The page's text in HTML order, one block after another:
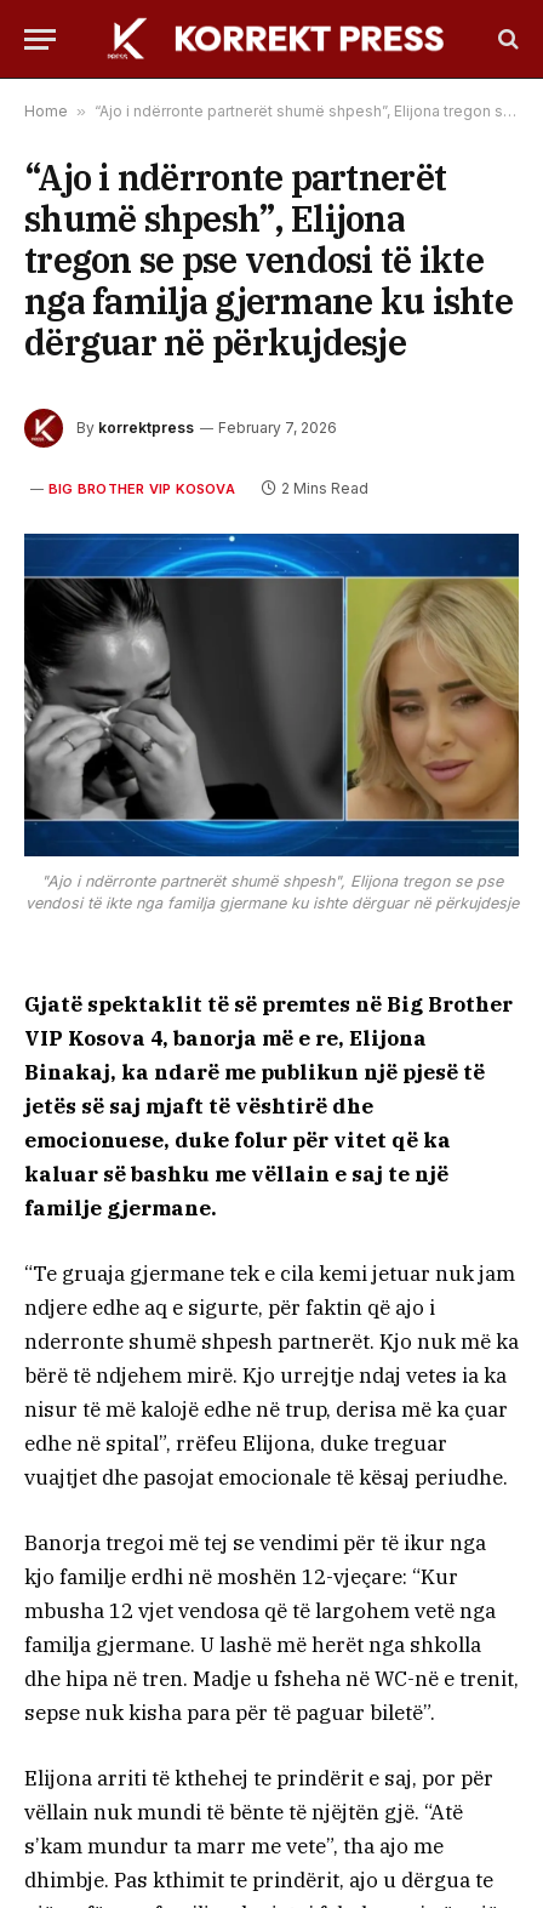
Home » “Ajo i ndërronte partnerët shumë shpesh”, Elijona tregon se pse vendosi të ikte nga familja gjermane ku ishte dërguar në përkujdesje
“Ajo i ndërronte partnerët
shumë shpesh”, Elijona
tregon se pse vendosi të ikte
nga familja gjermane ku ishte
dërguar në përkujdesje
By korrektpress February 7, 2026
BIG BROTHER VIP KOSOVA 2 Mins Read
"Ajo i ndërronte partnerët shumë shpesh", Elijona tregon se pse
vendosi të ikte nga familja gjermane ku ishte dërguar në përkujdesje
Gjatë spektaklit të së premtes në Big Brother
VIP Kosova 4, banorja më e re, Elijona
Binakaj, ka ndarë me publikun një pjesë të
jetës së saj mjaft të vështirë dhe
emocionuese, duke folur për vitet që ka
kaluar së bashku me vëllain e saj te një
familje gjermane.
“Te gruaja gjermane tek e cila kemi jetuar nuk jam
ndjere edhe aq e sigurte, për faktin që ajo i
nderronte shumë shpesh partnerët. Kjo nuk më ka
bërë të ndjehem mirë. Kjo urrejtje ndaj vetes ia ka
nisur të më kalojë edhe në trup, derisa më ka çuar
edhe në spital”, rrëfeu Elijona, duke treguar
vuajtjet dhe pasojat emocionale të kësaj periudhe.
Banorja tregoi më tej se vendimi për të ikur nga
kjo familje erdhi në moshën 12-vjeçare: “Kur
mbusha 12 vjet vendosa që të largohem vetë nga
familja gjermane. U lashë më herët nga shkolla
dhe hipa në tren. Madje u fsheha në WC-në e trenit,
sepse nuk kisha para për të paguar biletë”.
Elijona arriti të kthehej te prindërit e saj, por për
vëllain nuk mundi të bënte të njëjtën gjë. “Atë
s’kam mundur ta marr me vete”, tha ajo me
dhimbje. Pas kthimit te prindërit, ajo u dërgua te